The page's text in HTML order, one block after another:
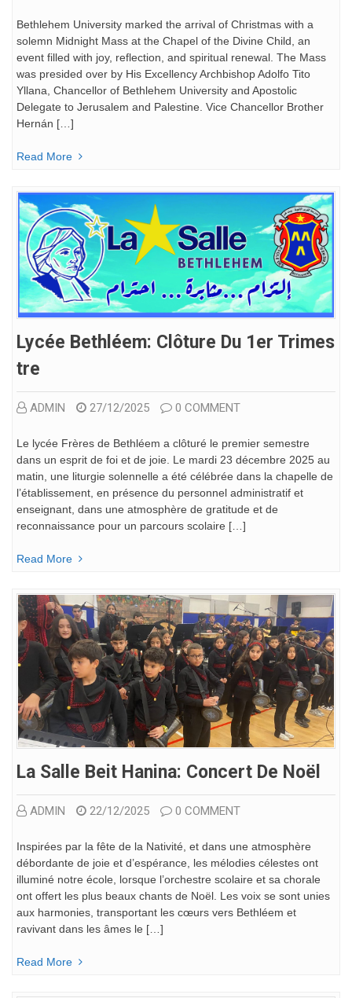
Bethlehem University marked the arrival of Christmas with a
solemn Midnight Mass at the Chapel of the Divine Child, an
event filled with joy, reflection, and spiritual renewal. The Mass
was presided over by His Excellency Archbishop Adolfo Tito
Yllana, Chancellor of Bethlehem University and Apostolic
Delegate to Jerusalem and Palestine. Vice Chancellor Brother
Hernán […]
Read More
Lycée Bethléem: Clôture Du 1er Trimes
Tre
ADMIN 27/12/2025 0 COMMENT
Le lycée Frères de Bethléem a clôturé le premier semestre
dans un esprit de foi et de joie. Le mardi 23 décembre 2025 au
matin, une liturgie solennelle a été célébrée dans la chapelle de
l’établissement, en présence du personnel administratif et
enseignant, dans une atmosphère de gratitude et de
reconnaissance pour un parcours scolaire […]
Read More
La Salle Beit Hanina: Concert De Noël
ADMIN 22/12/2025 0 COMMENT
Inspirées par la fête de la Nativité, et dans une atmosphère
débordante de joie et d’espérance, les mélodies célestes ont
illuminé notre école, lorsque l’orchestre scolaire et sa chorale
ont offert les plus beaux chants de Noël. Les voix se sont unies
aux harmonies, transportant les cœurs vers Bethléem et
ravivant dans les âmes le […]
Read More